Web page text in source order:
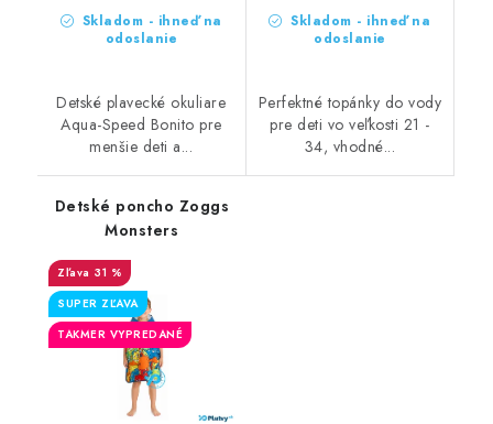
Skladom - ihneď na
odoslanie
Detské plavecké okuliare
Aqua-Speed Bonito pre
menšie deti a...
Skladom - ihneď na
odoslanie
Perfektné topánky do vody
pre deti vo veľkosti 21 -
34, vhodné...
Detské poncho Zoggs
Monsters
31 %
SUPER ZĽAVA
TAKMER VYPREDANÉ